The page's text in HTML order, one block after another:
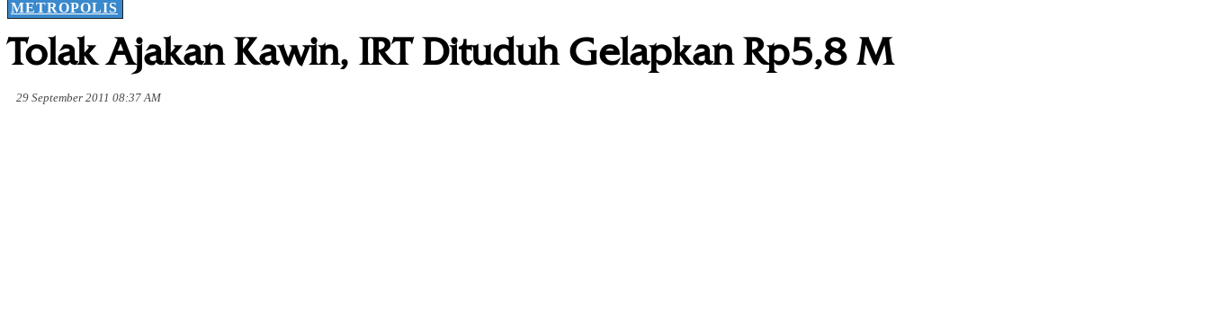
METROPOLIS
Tolak Ajakan Kawin, IRT Dituduh Gelapkan Rp5,8 M
29 September 2011 08:37 AM